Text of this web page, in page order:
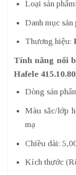
Loại sản phẩm:
Danh mục sản
Thương hiệu:
Tính năng nổi
Hafele
Dòng sản
Màu sắc/lớp
mạ
Chiều dài:
Kích thước